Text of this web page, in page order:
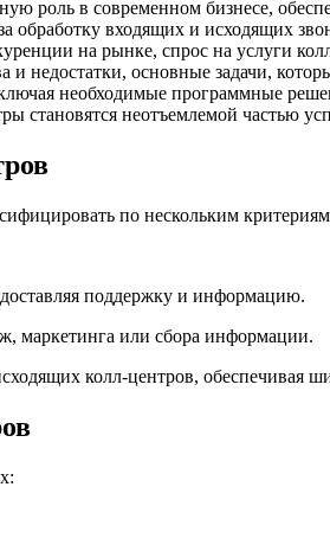
роль в современном бизнесе,
обработку входящих и исходящих
на рынке, спрос на услуги
и недостатки, основные задачи,
необходимые программные
становятся неотъемлемой частью
по нескольким
поддержку и информацию.
маркетинга или сбора информации.
колл-центров, обеспечивая